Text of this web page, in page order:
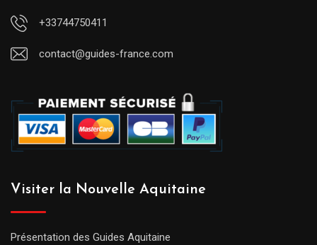
+33744750411
contact@guides-france.com
Visiter la Nouvelle Aquitaine
Présentation des Guides Aquitaine